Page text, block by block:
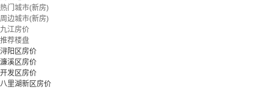
热门城市(新房)
周边城市(新房)
九江房价
推荐楼盘
浔阳区房价
濂溪区房价
开发区房价
八里湖新区房价